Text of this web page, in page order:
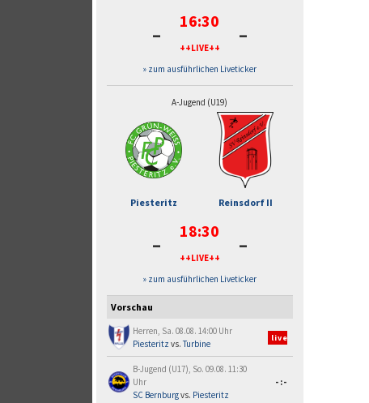
- 16:30
++LIVE++ -
» zum ausführlichen Liveticker
A-Jugend (U19)
Piesteritz Reinsdorf II
- 18:30
++LIVE++ -
» zum ausführlichen Liveticker
Vorschau
Herren, Sa. 08.08. 14:00 Uhr
Piesteritz vs.Turbine
live
B-Jugend (U17), So. 09.08. 11:30
Uhr
SC Bernburgvs. Piesteritz
-:-